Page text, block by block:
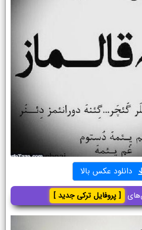
دانلود عکس بالا
[ پروفایل ترکی جدید ]